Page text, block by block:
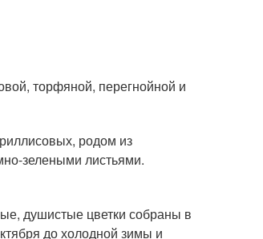
торфяной, перегнойной и
родом из
зелеными листьями.
душистые цветки собраны в
до холодной зимы и